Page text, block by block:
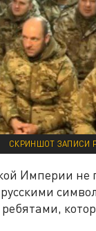
СКРИНШОТ ЗАПИСИ
Империи не